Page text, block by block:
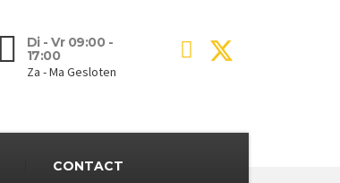
Di - Vr 09:00 -
17:00
Za - Ma Gesloten
CONTACT